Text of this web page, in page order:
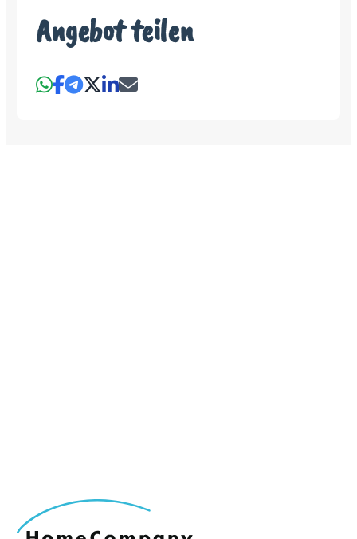
Angebot teilen